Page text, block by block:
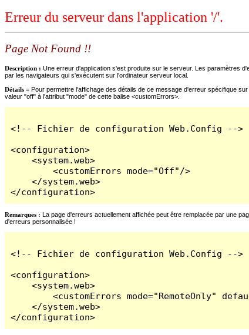
Erreur du serveur dans l'application '/'.
Page Not Found !!
Description : Une erreur d'application s'est produite sur le serveur. Les paramètres
par les navigateurs qui s'exécutent sur l'ordinateur serveur local.
Détails = Pour permettre l'affichage des détails de ce message d'erreur spécifique
valeur "off" à l'attribut "mode" de cette balise <customErrors>.
<!-- Fichier de configuration Web.Config -->
<configuration>
    <system.web>
        <customErrors mode="Off"/>
    </system.web>
</configuration>
Remarques : La page d'erreurs actuellement affichée peut être remplacée par une
d'erreurs personnalisée !
<!-- Fichier de configuration Web.Config -->
<configuration>
    <system.web>
<customErrors mode="RemoteOnly"
    </system.web>
</configuration>